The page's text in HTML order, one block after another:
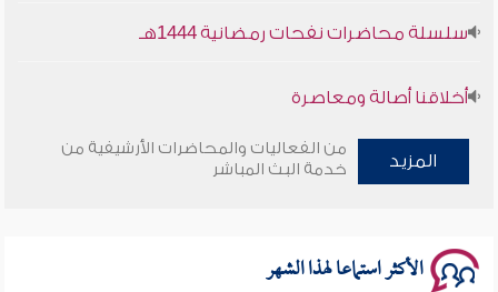
سلسلة محاضرات نفحات رمضانية 1444هـ
أخلاقنا أصالة ومعاصرة
وأمنهم من خوف 9
المزيد
من الفعاليات والمحاضرات الأرشيفية من
خدمة البث المباشر
الأكثر استماعا لهذا الشهر